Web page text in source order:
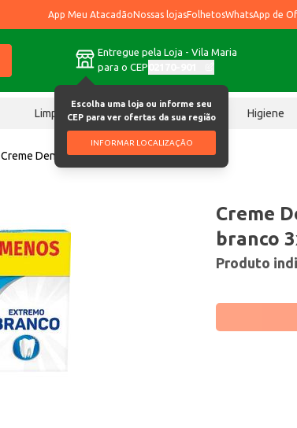
App Meu AtacadãoNossas lojasFolhetosWhatsApp de
Entregue pela Loja - Vila Maria
para o CEP
Escolha uma loja ou informe seu
CEP para ver ofertas da sua região
INFORMAR LOCALIZAÇÃO
Limpeza Chocolates Higiene
Creme Dental Sorriso Extremo branco 3x70g
Creme
branco
Produto